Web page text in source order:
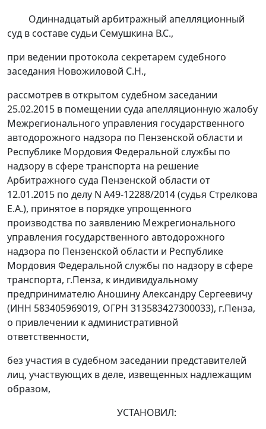
Одиннадцатый арбитражный апелляционный
суд в составе судьи Семушкина В.С.,
при ведении протокола секретарем судебного
заседания Новожиловой С.Н.,
рассмотрев в открытом судебном заседании
25.02.2015 в помещении суда апелляционную жалобу
Межрегионального управления государственного
автодорожного надзора по Пензенской области и
Республике Мордовия Федеральной службы по
надзору в сфере транспорта на решение
Арбитражного суда Пензенской области от
12.01.2015 по делу N А49-12288/2014 (судья Стрелкова
Е.А.), принятое в порядке упрощенного
производства по заявлению Межрегионального
управления государственного автодорожного
надзора по Пензенской области и Республике
Мордовия Федеральной службы по надзору в сфере
транспорта, г.Пенза, к индивидуальному
предпринимателю Аношину Александру Сергеевичу
(ИНН 583405969019, ОГРН 313583427300033), г.Пенза,
о привлечении к административной
ответственности,
без участия в судебном заседании представителей
лиц, участвующих в деле, извещенных надлежащим
образом,
УСТАНОВИЛ: